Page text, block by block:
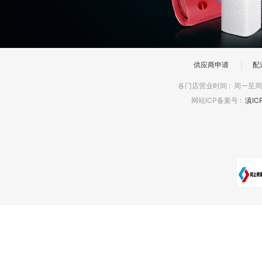
供应商申请 配
各门店营业时间 : 周一至
网站ICP备案号 : 滇